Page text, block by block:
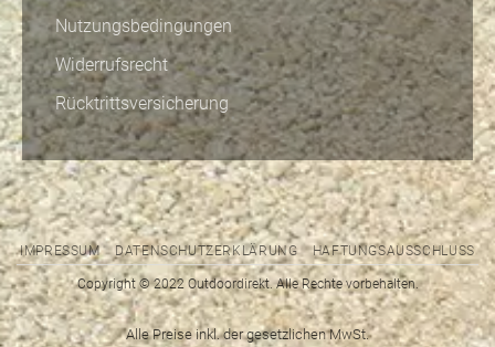
Nutzungsbedingungen
Widerrufsrecht
Rücktrittsversicherung
IMPRESSUM DATENSCHUTZERKLÄRUNG HAFTUNGSAUSSCHLUSS
Copyright © 2022 Outdoordirekt. Alle Rechte vorbehalten.
Alle Preise inkl. der gesetzlichen MwSt.